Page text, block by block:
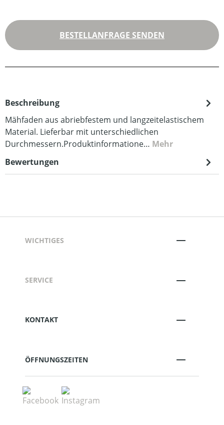
BESTELLANFRAGE SENDEN
Beschreibung
Mähfaden aus abriebfestem und langzeitelastischem
Material. Lieferbar mit unterschiedlichen
Durchmessern.Produktinformatione… Mehr
Bewertungen
WICHTIGES
SERVICE
KONTAKT
ÖFFNUNGSZEITEN